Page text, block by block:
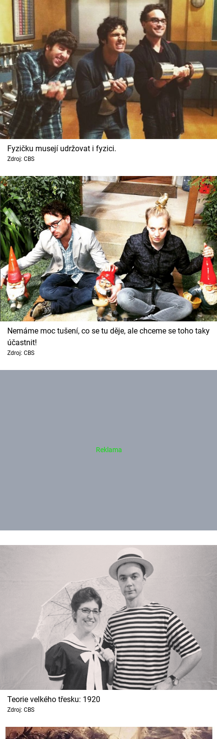
Fyzičku musejí udržovat i fyzici.
Zdroj: CBS
Nemáme moc tušení, co se tu děje, ale chceme se toho taky
účastnit!
Zdroj: CBS
Teorie velkého třesku: 1920
Zdroj: CBS